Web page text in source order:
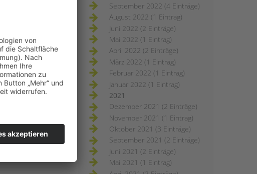
September 2022 (4 Einträge)
August 2022 (1 Eintrag)
Juni 2022 (2 Einträge)
Mai 2022 (1 Eintrag)
April 2022 (2 Einträge)
März 2022 (1 Eintrag)
Februar 2022 (1 Eintrag)
Januar 2022 (1 Eintrag)
2021
Dezember 2021 (2 Einträge)
November 2021 (1 Eintrag)
Oktober 2021 (3 Einträge)
September 2021 (2 Einträge)
Juni 2021 (2 Einträge)
Mai 2021 (1 Eintrag)